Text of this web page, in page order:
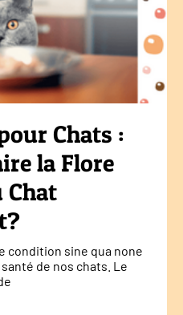
Chats :
la Flore
condition sine qua none
de nos chats. Le